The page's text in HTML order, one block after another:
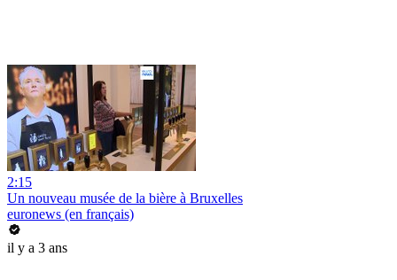
2:15
Un nouveau musée de la bière à Bruxelles
euronews (en français)
il y a 3 ans